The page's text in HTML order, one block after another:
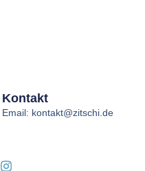
Kontakt
Email: kontakt@zitschi.de